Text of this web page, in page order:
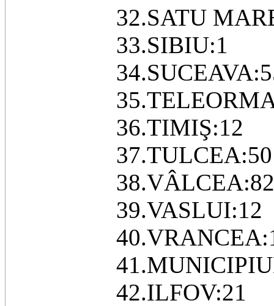
32.SATU
33.SIBIU:1
36.TIMIŞ:12
37.TULCEA:50
38.VÂLCEA:82
39.VASLUI:12
42.ILFOV:21